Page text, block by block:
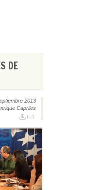
DE
2013
Capriles